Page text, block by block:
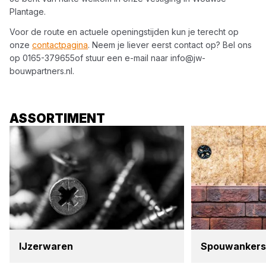
Plantage.
Voor de route en actuele openingstijden kun je terecht op
onze contactpagina. Neem je liever eerst contact op? Bel ons
op 0165-379655of stuur een e-mail naar info@jw-
bouwpartners.nl.
ASSORTIMENT
IJzer­wa­ren Spouw­an­kers